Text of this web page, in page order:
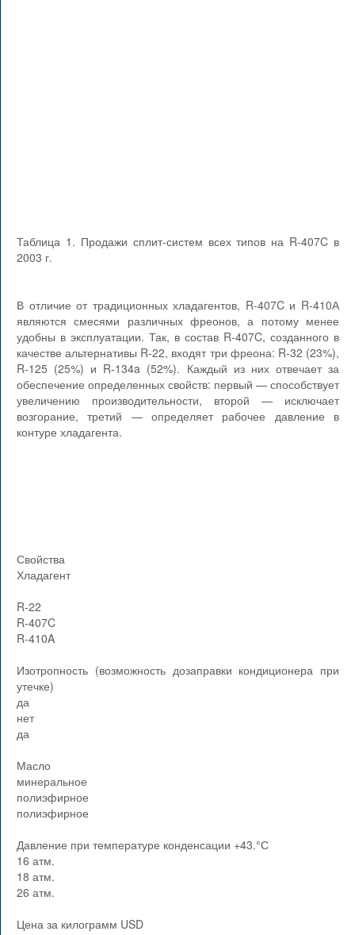
Таблица 1. Продажи сплит-систем всех типов на R-407C в
2003 г.
В отличие от традиционных хладагентов, R-407C и R-410А
являются смесями различных фреонов, а потому менее
удобны в эксплуатации. Так, в состав R-407C, созданного в
качестве альтернативы R-22, входят три фреона: R-32 (23%),
R-125 (25%) и R-134a (52%). Каждый из них отвечает за
обеспечение определенных свойств: первый — способствует
увеличению производительности, второй — исключает
возгорание, третий — определяет рабочее давление в
контуре хладагента.
Свойства
Хладагент
R-22
R-407C
R-410A
Изотропность (возможность дозаправки кондиционера при
утечке)
да
нет
да
Масло
минеральное
полиэфирное
полиэфирное
Давление при температуре конденсации +43.°С
16 атм.
18 атм.
26 атм.
Цена за килограмм USD